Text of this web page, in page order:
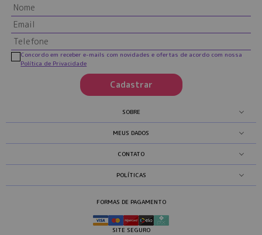
Cadastrar
Concordo em receber e-mails com novidades e ofertas de acordo com nossa
Política de Privacidade
SOBRE
MEUS DADOS
CONTATO
POLÍTICAS
FORMAS DE PAGAMENTO
SITE SEGURO